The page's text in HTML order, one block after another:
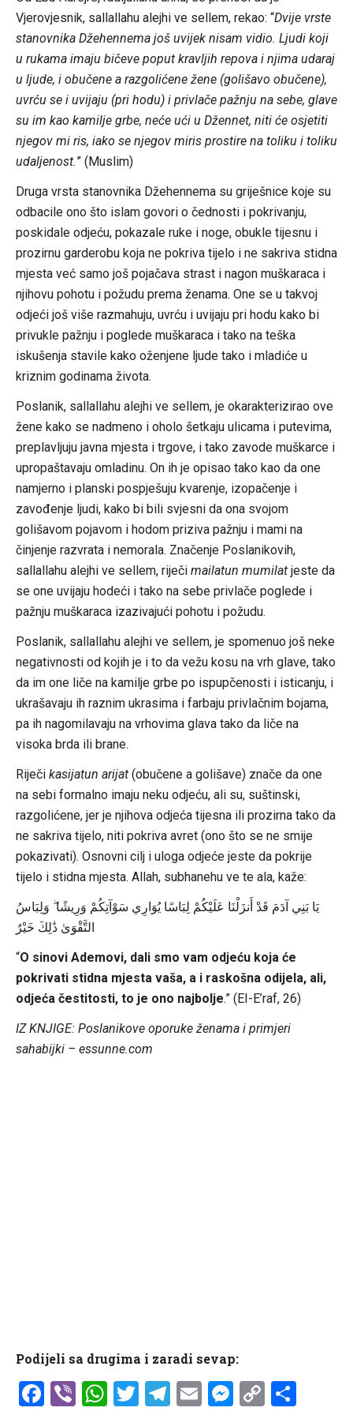
Vjerovjesnik, sallallahu alejhi ve sellem, rekao: “Dvije vrste
stanovnika Džehennema još uvijek nisam vidio. Ljudi koji
u rukama imaju bičeve poput kravljih repova i njima udaraj
u ljude, i obučene a razgolićene žene (golišavo obučene),
uvrću se i uvijaju (pri hodu) i privlače pažnju na sebe, glave
su im kao kamilje grbe, neće ući u Džennet, niti će osjetiti
njegov mi ris, iako se njegov miris prostire na toliku i toliku
udaljenost.” (Muslim)
Druga vrsta stanovnika Džehennema su griješnice koje su
odbacile ono što islam govori o čednosti i pokrivanju,
poskidale odjeću, pokazale ruke i noge, obukle tijesnu i
prozirnu garderobu koja ne pokriva tijelo i ne sakriva stidna
mjesta već samo još pojačava strast i nagon muškaraca i
njihovu pohotu i požudu prema ženama. One se u takvoj
odjeći još više razmahuju, uvrću i uvijaju pri hodu kako bi
privukle pažnju i poglede muškaraca i tako na teška
iskušenja stavile kako oženjene ljude tako i mladiće u
kriznim godinama života.
Poslanik, sallallahu alejhi ve sellem, je okarakterizirao ove
žene kako se nadmeno i oholo šetkaju ulicama i putevima,
preplavljuju javna mjesta i trgove, i tako zavode muškarce i
upropaštavaju omladinu. On ih je opisao tako kao da one
namjerno i planski pospješuju kvarenje, izopačenje i
zavođenje ljudi, kako bi bili svjesni da ona svojom
golišavom pojavom i hodom priziva pažnju i mami na
činjenje razvrata i nemorala. Značenje Poslanikovih,
sallallahu alejhi ve sellem, riječi mailatun mumilatjeste da
se one uvijaju hodeći i tako na sebe privlače poglede i
pažnju muškaraca izazivajući pohotu i požudu.
Poslanik, sallallahu alejhi ve sellem, je spomenuo još neke
negativnosti od kojih je i to da vežu kosu na vrh glave, tako
da im one liče na kamilje grbe po ispupčenosti i isticanju, i
ukrašavaju ih raznim ukrasima i farbaju privlačnim bojama,
pa ih nagomilavaju na vrhovima glava tako da liče na
visoka brda ili brane.
Riječi kasijatun arijat(obučene a golišave) znače da one
na sebi formalno imaju neku odjeću, ali su, suštinski,
razgolićene, jer je njihova odjeća tijesna ili prozirna tako da
ne sakriva tijelo, niti pokriva avret (ono što se ne smije
pokazivati). Osnovni cilj i uloga odjeće jeste da pokrije
tijelo i stidna mjesta. Allah, subhanehu ve te ala, kaže:
يَا بَنِي آدَمَ قَدْ أَنزَلْنَا عَلَيْكُمْ لِبَاسًا يُوَارِي سَوْآتِكُمْ وَرِيشًا ۖ وَلِبَاسُ
التَّقْوَىٰ ذَٰلِكَ خَيْرٌ
“O sinovi Ademovi, dali smo vam odjeću koja će
pokrivati stidna mjesta vaša, a i raskošna odijela, ali,
odjeća čestitosti, to je ono najbolje.” (EI-E’raf, 26)
IZ KNJIGE: Poslanikove oporuke ženama i primjeri
sahabijki – essunne.com
Podijeli sa drugima i zaradi sevap:
Facebook
ViberWhatsApp
Twitter
Telegram
Email Copy